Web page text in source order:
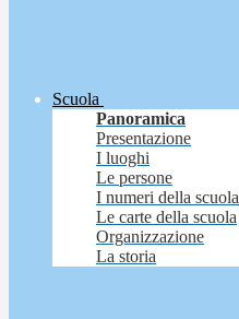
Scuola
Panoramica
Presentazione
I luoghi
Le persone
I numeri della scuola
Le carte della scuola
Organizzazione
La storia